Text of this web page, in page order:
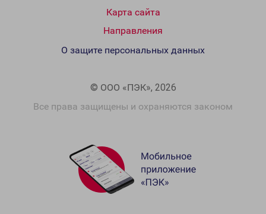
Карта сайта
Направления
© ООО «ПЭК», 2026
Все права защищены и охраняются законом
О защите персональных данных